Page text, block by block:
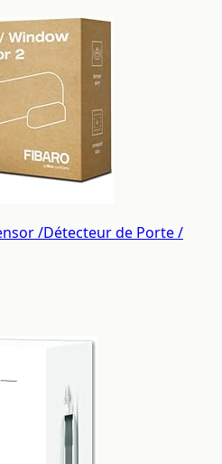
/Détecteur de Porte /